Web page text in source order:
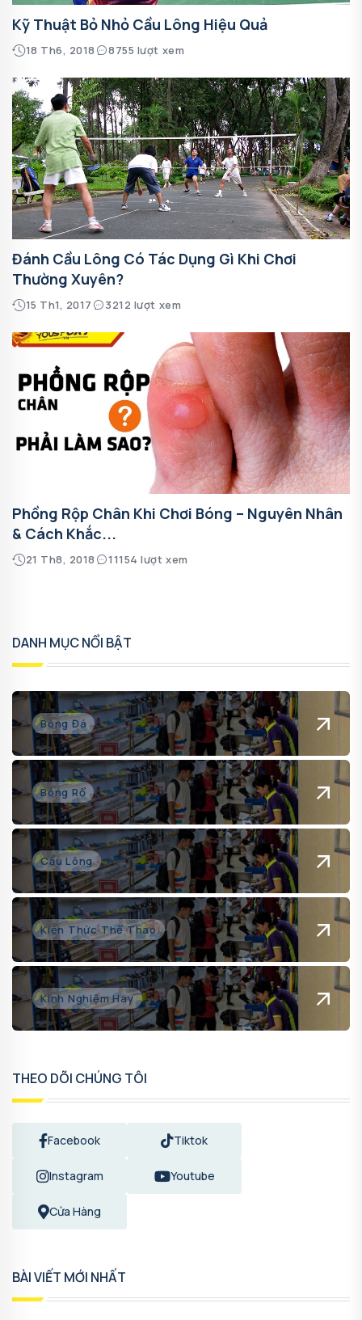
Kỹ Thuật Bỏ Nhỏ Cầu Lông Hiệu Quả
18 Th6, 2018 8755 lượt xem
Đánh Cầu Lông Có Tác Dụng Gì Khi Chơi
Thường Xuyên?
15 Th1, 2017 3212 lượt xem
Phồng Rộp Chân Khi Chơi Bóng – Nguyên Nhân
& Cách Khắc...
21 Th8, 2018 11154 lượt xem
DANH MỤC NỔI BẬT
Bóng Đá
Bóng Rổ
Cầu Lông
Kiến Thức Thể Thao
Kinh Nghiệm Hay
THEO DÕI CHÚNG TÔI
Facebook Tiktok
Instagram Youtube
Cửa Hàng
BÀI VIẾT MỚI NHẤT